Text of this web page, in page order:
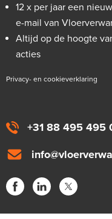
+31 88 495 495
12 x per jaar een
e-mail van
Altijd op de hoogte
acties
Privacy- en cookieverklaring